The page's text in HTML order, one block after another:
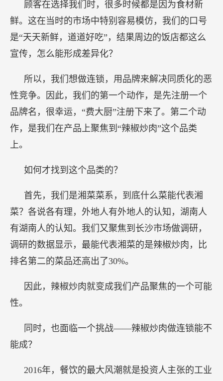
顾客在选择我们时，很多时候都是因为食材新
鲜。这在当时的市场中特别容易模仿，我们的口号
是“天天新鲜，道道好吃”，结果周边的饭店都这么
宣传，怎么能形成差异化？
所以，我们想做连锁，用品牌来解决同质化的恶
性竞争。因此，我们的第一个动作，是先注册一个
品牌名，很幸运，“费大厨”注册下来了。第二个动
作，是我们在产品上聚焦到“辣椒炒肉”这个品类
上。
如何才找到这个品类的？
首先，我们是湘菜菜系，到底什么菜能代表湘
菜？各说各有理，外地人有外地人的认知，湖南人
有湖南人的认知。我们又聚焦到长沙市场做调研，
调研的数据显示，最能代表湘菜的是辣椒炒肉，比
排名第二的菜品还高出了30%。
因此，辣椒炒肉就变成我们产品聚焦的一个可能
性。
同时，也面临一个挑战——辣椒炒肉做连锁能不
能成？
2016年，餐饮的最大风潮就是投资人主张的工业